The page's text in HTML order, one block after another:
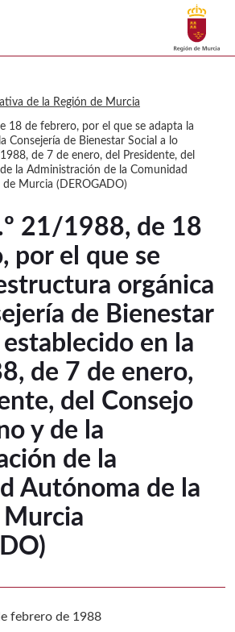
Decreto n.º 21/1988,
Buscar
de la Región de Murcia
18 de febrero, por el que se adapta la
Consejería de Bienestar Social a lo
de 7 de enero, del Presidente, del
la Administración de la Comunidad
Murcia (DEROGADO)
21/1988, de 18
por el que se
orgánica
de Bienestar
en la
de 7 de enero,
del Consejo
y de la
de la
Autónoma de la
Murcia
febrero de 1988